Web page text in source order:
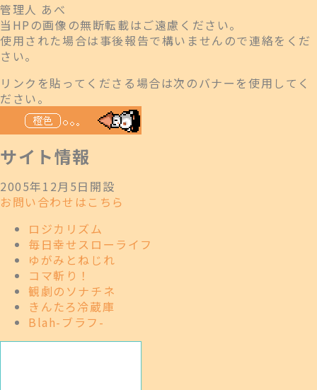
管理人 あべ
当HPの画像の無断転載はご遠慮ください。
使用された場合は事後報告で構いませんので連絡をくだ
さい。
リンクを貼ってくださる場合は次のバナーを使用してく
ださい。
サイト情報
2005年12月5日開設
お問い合わせはこちら
ロジカリズム
毎日幸せスローライフ
ゆがみとねじれ
コマ斬り！
観劇のソナチネ
きんたろ冷蔵庫
Blah-ブラフ-